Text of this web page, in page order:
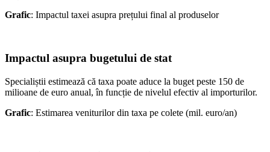
Grafic: Impactul taxei asupra prețului final al produselor
Impactul asupra bugetului de stat
Specialiștii estimează că taxa poate aduce la buget peste 150 de
milioane de euro anual, în funcție de nivelul efectiv al importurilor.
Grafic: Estimarea veniturilor din taxa pe colete (mil. euro/an)